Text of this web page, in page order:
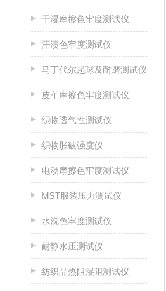
干湿摩擦色牢度测试仪
汗渍色牢度测试仪
马丁代尔起球及耐磨测试仪
皮革摩擦色牢度测试仪
织物透气性测试仪
织物胀破强度仪
电动摩擦色牢度测试仪
MST服装压力测试仪
水洗色牢度测试仪
耐静水压测试仪
纺织品热阻湿阻测试仪